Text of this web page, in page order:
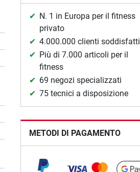
N. 1 in Europa per il fitness
privato
4.000.000 clienti soddisfatti
Più di 7.000 articoli per il
fitness
69 negozi specializzati
75 tecnici a disposizione
METODI DI PAGAMENTO